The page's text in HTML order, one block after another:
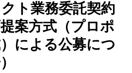
ト業務委託契約
案方式（プロポ
による公募につ